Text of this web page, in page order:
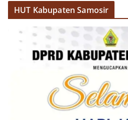
situasi Kamtibmas yang
sekaligus
warga dalam
Bhabinkamtibmas Polsek
Sambangi Warga
Pemasangan Bendera
Kemerdekaan RI‎‎Medan,
rangka menyambut Hari
Kemerdekaan Republik
Sunggal, Aiptu Muliyadi
HUT Kabupaten Samosir